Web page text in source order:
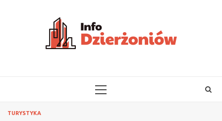
PRIMARY
TURYSTYKA